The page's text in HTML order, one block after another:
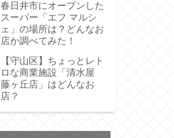
春日井市にオープンした
スーパー「エフ マルシ
ェ」の場所は？どんなお
店か調べてみた！
【守山区】ちょっとレト
ロな商業施設「清水屋
藤ヶ丘店」はどんなお
店？